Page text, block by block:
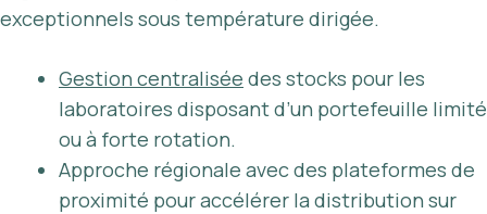
exceptionnels sous température dirigée.
Gestion centralisée des stocks pour les
laboratoires disposant d’un portefeuille limité
ou à forte rotation.
Approche régionale avec des plateformes de
proximité pour accélérer la distribution sur